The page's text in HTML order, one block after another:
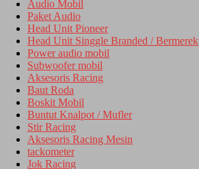
Audio Mobil
Paket Audio
Head Unit Pioneer
Head Unit Singgle Branded / Bermerek
Power audio mobil
Subwoofer mobil
Aksesoris Racing
Baut Roda
Boskit Mobil
Buntut Knalpot / Mufler
Stir Racing
Aksesoris Racing Mesin
tackometer
Jok Racing